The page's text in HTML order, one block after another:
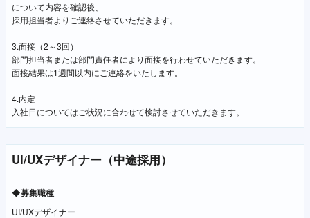
について内容を確認後、
採用担当者よりご連絡させていただきます。
3.面接（2～3回）
部門担当者または部門責任者により面接を行わせていただきます。
面接結果は1週間以内にご連絡をいたします。
4.内定
入社日についてはご状況に合わせて検討させていただきます。
UI/UXデザイナー（中途採用）
◆募集職種
UI/UXデザイナー